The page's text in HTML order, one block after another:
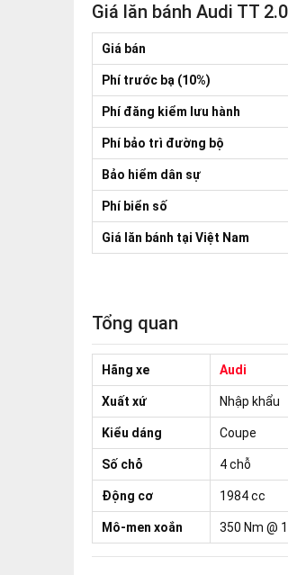
Giá lăn bánh Audi TT
Giá bán
Phí trước bạ (10%)
Phí đăng kiểm lưu hành
Phí bảo trì đường bộ
Bảo hiểm dân sự
Phí biển số
Giá lăn bánh tại Việt Nam
Tổng quan
Hãng xe Audi
Xuất xứ Nhập khẩu
Kiểu dáng Coupe
Số chỗ 4 chỗ
Động cơ 1984 cc
Mô-men xoắn 350 Nm @